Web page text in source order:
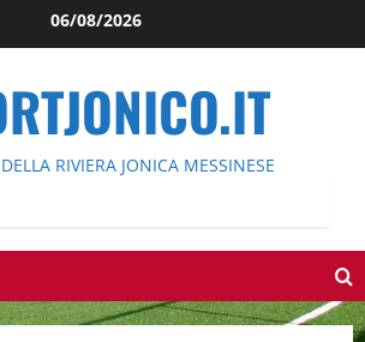
06/08/2026
RIVIERA JONICA MESSINESE